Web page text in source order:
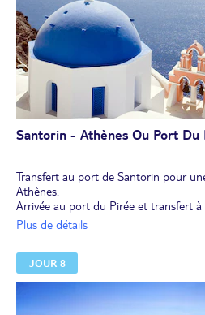
Manolas, vous pourrez flâner dans
maisons traditionnelles blanches, et
disséminées dans le village, ou
ou enfin admirer la vue imprenable
de nombreux points de vue.
Retour à Santorin.
Dîner et nuit dans un hôtel 3* ou 4* à
Santorin - Athènes Ou Port Du
Transfert au port de Santorin pour
Athènes.
Arrivée au port du Pirée et transfert
région d'Athènes ou du Pirée.
Plus de détails
JOUR 8